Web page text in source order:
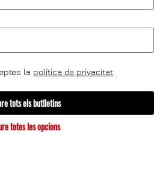
la política de privacitat
tots els butlletins
totes les opcions